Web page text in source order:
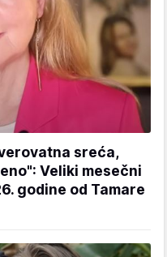
sreća,
Veliki mesečni
godine od Tamare